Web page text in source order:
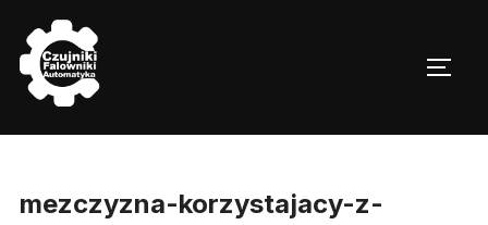
content
mezczyzna-korzystajacy-z-